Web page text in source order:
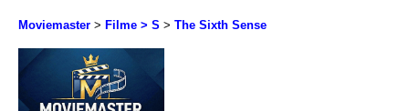
Moviemaster > Filme > S > The Sixth Sense